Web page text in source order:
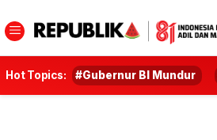
Hot Topics: #Gubernur BI Mundur